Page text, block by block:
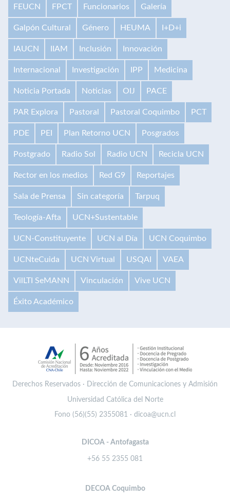
FEUCN FPCT Funcionarios Galería
Galpón Cultural Género HEUMA I+D+i
IAUCN IIAM Inclusión Innovación
Internacional Investigación IPP Medicina
Noticia Portada Noticias OIJ PACE
PAR Explora Pastoral Pastoral Coquimbo PCT
PDE PEI Plan Retorno UCN Posgrados
Postgrado Radio Sol Radio UCN Recicla UCN
Rector en los medios Red G9 Reportajes
Sala de Prensa Sin categoría Tarpuq
Teología-Afta UCN+Sustentable
UCN-Constituyente UCN al Día UCN Coquimbo
UCNteCuida UCN Virtual USQAI VAEA
VilLTI SeMANN Vinculación Vive UCN
Éxito Académico
Derechos Reservados · Dirección de Comunicaciones y Admisión
Universidad Católica del Norte
Fono (56)(55) 2355081 · dicoa@ucn.cl
DICOA - Antofagasta
+56 55 2355 081
DECOA Coquimbo